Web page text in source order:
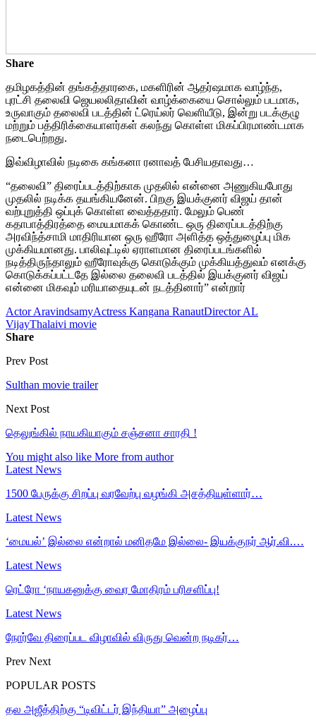
Share
தமிழகத்தின் தங்கத்தாரகை, மகளிரின் ஆதர்ஷமாக வாழ்ந்த,
புரட்சி தலைவி ஜெயலலிதாவின் வாழ்க்கையை சொல்லும் படமாக,
உருவாகும் தலைவி படத்தின் ட்ரெய்லர் வெளியீடு, இன்று படக்குழு
மற்றும் பத்திரிக்கையாளர்கள் கலந்து கொள்ள மிகப்பிரமாண்டமாக
நடைபெற்றது.
இவ்விழாவில் நடிகை கங்கனா ரனாவத் பேசியதாவது…
“தலைவி” திரைப்படத்திற்காக முதலில் என்னை அணுகியபோது
முதலில் நடிக்க தயங்கியனேன். பிறகு இயக்குனர் விஜய் தான்
வற்புறுத்தி ஒப்புக் கொள்ள வைத்ததார். மேலும் பெண்
கதாபாத்திரத்தை மையமாகக் கொண்ட ஒரு திரைப்படத்திற்கு
அரவிந்த்சாமி மாதிரியான ஒரு ஹீரோ அளித்த ஒத்துழைப்பு மிக
முக்கியமானது. பாலிவுட்டில் ஏராளமான திரைப்படங்களில்
நடித்திருந்தாலும் ஹீரோவுக்கு கொடுக்கும் முக்கியத்துவம் எனக்கு
கொடுக்கப்பட்டதே இல்லை தலைவி படத்தில் இயக்குனர் விஜய்
என்னை மிகவும் மரியாதையுடன் நடத்தினார்” என்றார்
Actor AravindsamyActress Kangana RanautDirector AL
VijayThalaivi movie
Share
Prev Post
Sulthan movie trailer
Next Post
தெலுங்கில் நாயகியாகும் சஞ்சனா சாரதி !
You might also like More from author
Latest News
1500 பேருக்கு சிறப்பு வரவேற்பு வழங்கி அசத்தியுள்ளார்…
Latest News
‘மையல்’ இல்லை என்றால் மனிதமே இல்லை- இயக்குநர் ஆர்.வி.…
Latest News
ரெட்ரோ ‘நாயகனுக்கு வைர மோதிரம் பரிசளிப்பு!
Latest News
நோர்வே திரைப்பட விழாவில் விருது வென்ற நடிகர்…
Prev Next
POPULAR POSTS
தல அஜீத்திற்கு “டிவிட்டர் இந்தியா” அழைப்பு